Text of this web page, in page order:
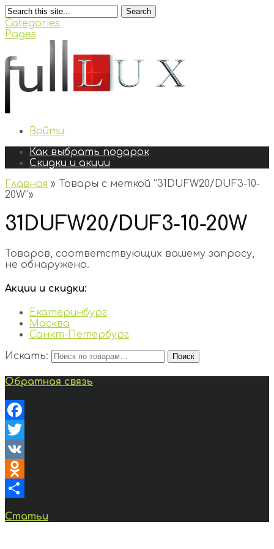
Search
Categories
Pages
Войти
Как выбрать подарок
Скидки и акции
Главная » Товары с меткой “31DUFW20/DUF3-10-
20W”»
31DUFW20/DUF3-10-20W
Товаров, соответствующих вашему запросу,
не обнаружено.
Акции и скидки:
Екатеринбург
Москва
Санкт-Петербург
Искать:
Поиск
Обратная связь
Facebook
Twitter
VK
Odnoklassniki
Статьи